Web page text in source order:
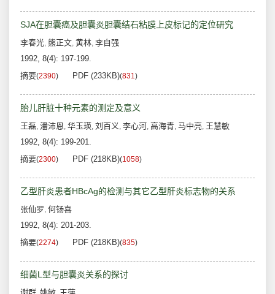
SJA在胆囊癌及胆囊炎胆囊结石粘膜上皮标记的定位研究
李春光, 熊正文, 黄林, 李自强
1992, 8(4): 197-199.
摘要(2390) PDF (233KB)(831)
胎儿肝脏十种元素的测定及意义
王磊, 潘沛恩, 华玉瑛, 刘百义, 李心河, 高海青, 马中亮, 王慧敏
1992, 8(4): 199-201.
摘要(2300) PDF (218KB)(1058)
乙型肝炎患者HBcAg的检测与其它乙型肝炎标志物的关系
张仙罗, 何钖喜
1992, 8(4): 201-203.
摘要(2274) PDF (218KB)(835)
细菌L型与胆囊炎关系的探讨